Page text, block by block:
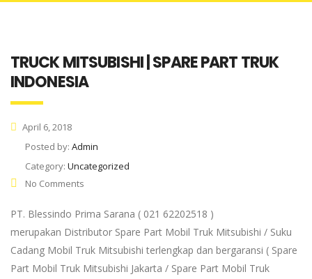
TRUCK MITSUBISHI | SPARE PART TRUK
INDONESIA
April 6, 2018
Posted by: Admin
Category: Uncategorized
No Comments
PT. Blessindo Prima Sarana ( 021 62202518 )
merupakan Distributor Spare Part Mobil Truk Mitsubishi / Suku
Cadang Mobil Truk Mitsubishi terlengkap dan bergaransi ( Spare
Part Mobil Truk Mitsubishi Jakarta / Spare Part Mobil Truk